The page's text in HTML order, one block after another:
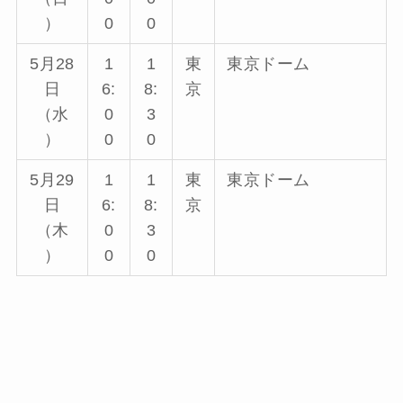
）
0
0
5月28
日
（水
）
1
6:
0
0
1
8:
3
0
東
京
東京ドーム
5月29
日
（木
）
1
6:
0
0
1
8:
3
0
東
京
東京ドーム